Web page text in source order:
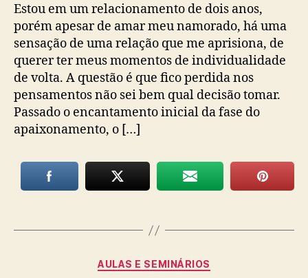
Estou em um relacionamento de dois anos,
porém apesar de amar meu namorado, há uma
sensação de uma relação que me aprisiona, de
querer ter meus momentos de individualidade
de volta. A questão é que fico perdida nos
pensamentos não sei bem qual decisão tomar.
Passado o encantamento inicial da fase do
apaixonamento, o […]
Categorias
AULAS E SEMINÁRIOS